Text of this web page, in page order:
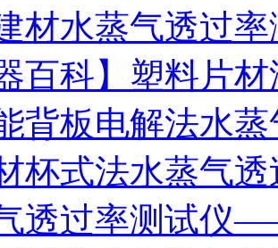
材水蒸气透过
百科】塑料片
背板电解法水
杯式法水蒸气
透过率测试仪